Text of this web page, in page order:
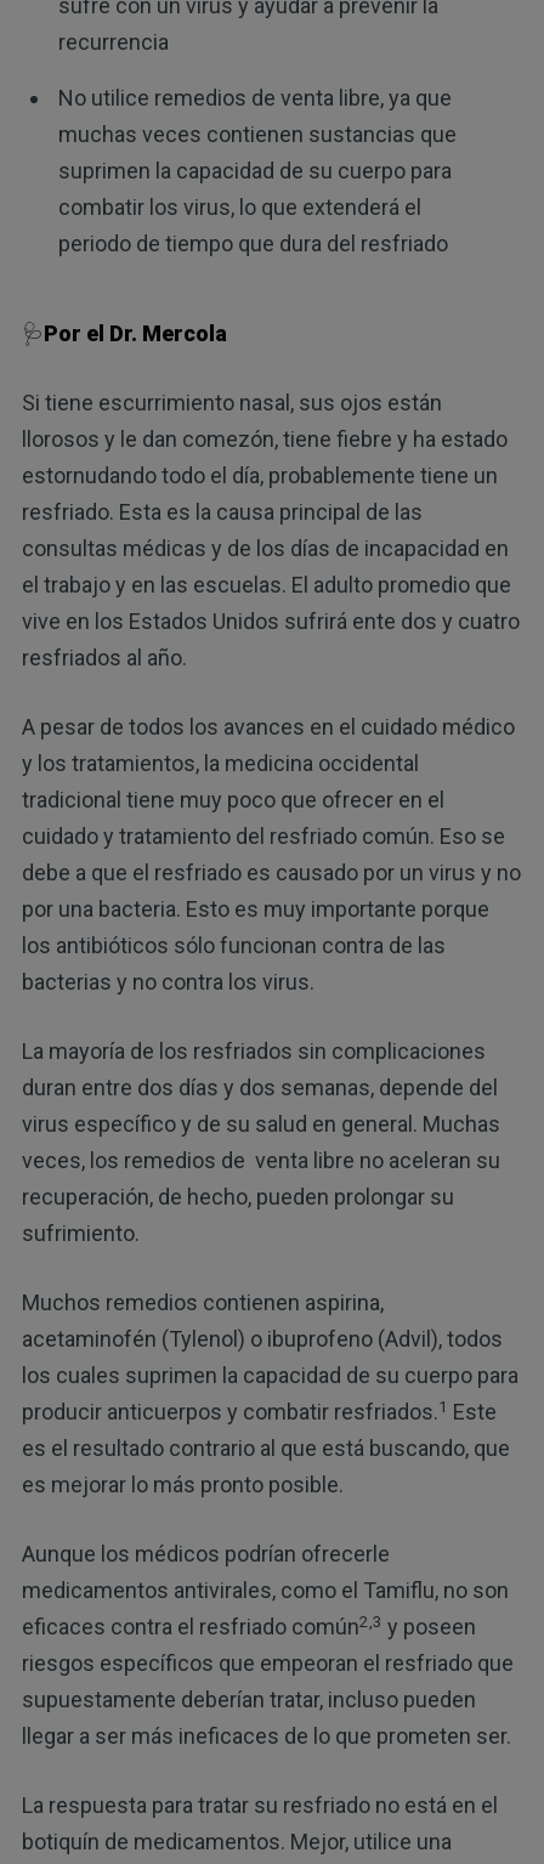
sufre con un virus y ayudar a prevenir la
recurrencia
No utilice remedios de venta libre, ya que
muchas veces contienen sustancias que
suprimen la capacidad de su cuerpo para
combatir los virus, lo que extenderá el
periodo de tiempo que dura del resfriado
🩺Por el Dr. Mercola
Si tiene escurrimiento nasal, sus ojos están
llorosos y le dan comezón, tiene fiebre y ha estado
estornudando todo el día, probablemente tiene un
resfriado. Esta es la causa principal de las
consultas médicas y de los días de incapacidad en
el trabajo y en las escuelas. El adulto promedio que
vive en los Estados Unidos sufrirá ente dos y cuatro
resfriados al año.
A pesar de todos los avances en el cuidado médico
y los tratamientos, la medicina occidental
tradicional tiene muy poco que ofrecer en el
cuidado y tratamiento del resfriado común. Eso se
debe a que el resfriado es causado por un virus y no
por una bacteria. Esto es muy importante porque
los antibióticos sólo funcionan contra de las
bacterias y no contra los virus.
La mayoría de los resfriados sin complicaciones
duran entre dos días y dos semanas, depende del
virus específico y de su salud en general. Muchas
veces, los remedios de venta libre no aceleran su
recuperación, de hecho, pueden prolongar su
sufrimiento.
Muchos remedios contienen aspirina,
acetaminofén (Tylenol) o ibuprofeno (Advil), todos
los cuales suprimen la capacidad de su cuerpo para
producir anticuerpos y combatir resfriados.1 Este
es el resultado contrario al que está buscando, que
es mejorar lo más pronto posible.
Aunque los médicos podrían ofrecerle
medicamentos antivirales, como el Tamiflu, no son
eficaces contra el resfriado común2,3 y poseen
riesgos específicos que empeoran el resfriado que
supuestamente deberían tratar, incluso pueden
llegar a ser más ineficaces de lo que prometen ser.
La respuesta para tratar su resfriado no está en el
botiquín de medicamentos. Mejor, utilice una